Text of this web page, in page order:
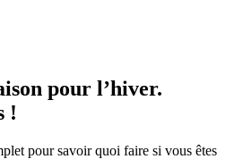
pour l’hiver.
!
pour savoir quoi faire si vous êtes